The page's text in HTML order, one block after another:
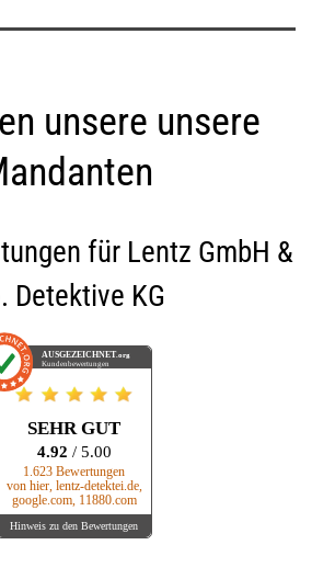
unsere unsere
für Lentz GmbH &
Detektive KG
AUSGEZEICHNET.org
Kundenbewertungen
SEHR GUT
4.92 / 5.00
1.623 Bewertungen
von hier, lentz-detektei.de,
google.com, 11880.com
Hinweis zu den Bewertungen